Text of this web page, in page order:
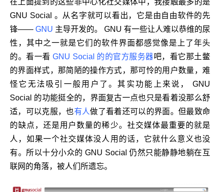
在上面提到的这些非中心化社交媒体中，我接触最多的是
GNU Social 。从名字就可以看出，它是由自由软件的先
锋—— GNU 主导开发的。 GNU 有一些让人难以恭维的尿
性，其中之一就是它们的软件界面都感觉像是上了年头
的。看一看GNU Social 的的官方服务器吧，看它那土鳖
的界面样式，那简陋的操作方式，那可怜的用户数量，难
怪它无法吸引一般用户了。其实功能上来说， GNU
Social 的功能挺全的，界面复古一点也只是看着没那么舒
适，可以克服，也有人做了看着还可以的界面。但最致命
的缺点，还是用户数量的稀少。社交媒体最重要的就是
人，如果一个社交媒体没人用的话，它就什么意义也没
有。所以十分小众的 GNU Social 仍然只能静静地躺在互
联网的角落，被人们所遗忘。